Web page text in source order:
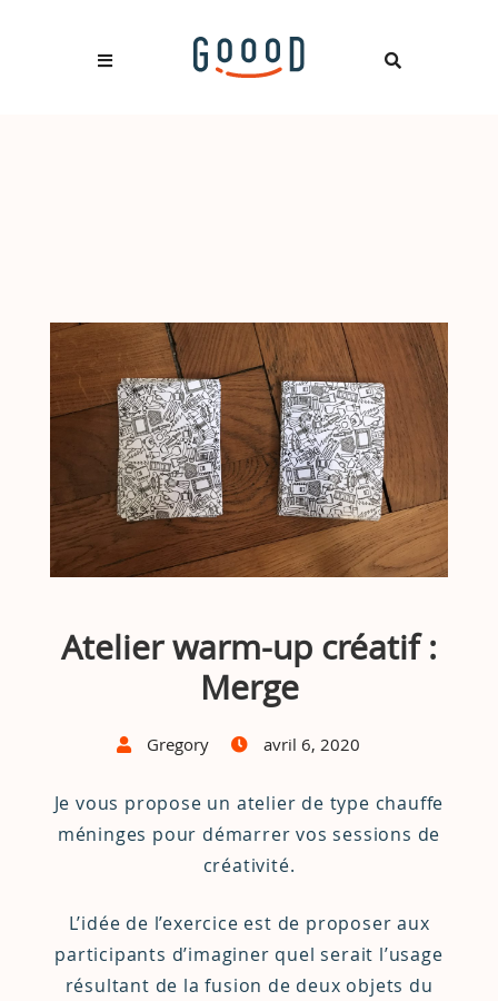
Atelier warm-up créatif :
Merge
Gregory avril 6, 2020
Je vous propose un atelier de type chauffe
méninges pour démarrer vos sessions de
créativité.
L’idée de l’exercice est de proposer aux
participants d’imaginer quel serait l’usage
résultant de la fusion de deux objets du